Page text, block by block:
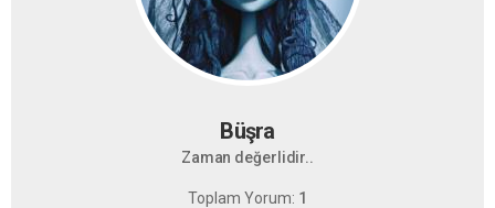
Büşra
Zaman değerlidir..
Toplam Yorum: 1